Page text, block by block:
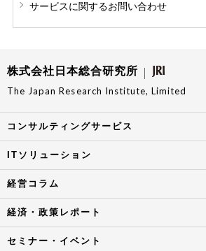
サービスに関するお問い合わせ
株式会社日本総合研究所
The Japan Research Institute, Limited
コンサルティングサービス
ITソリューション
経営コラム
経済・政策レポート
セミナー・イベント